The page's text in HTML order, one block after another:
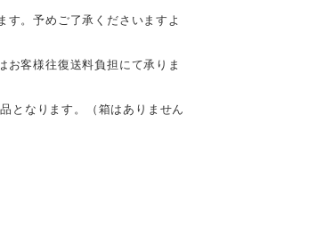
。予めご了承くださいますよ
客様往復送料負担にて承りま
となります。（箱はありません